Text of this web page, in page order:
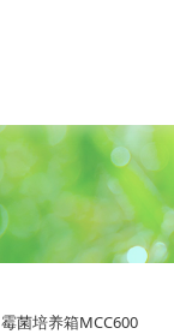
霉菌培养箱MCC600